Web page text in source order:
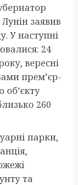
заявив
У наступні
24
вересні
прем’єр-
260
парки,
та